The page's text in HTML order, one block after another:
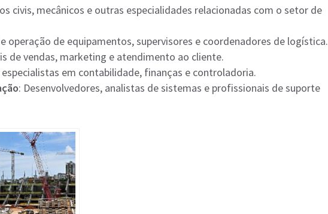
civis, mecânicos e outras especialidades relacionadas com o setor de
operação de equipamentos, supervisores e coordenadores de logística.
de vendas, marketing e atendimento ao cliente.
especialistas em contabilidade, finanças e controladoria.
: Desenvolvedores, analistas de sistemas e profissionais de suporte